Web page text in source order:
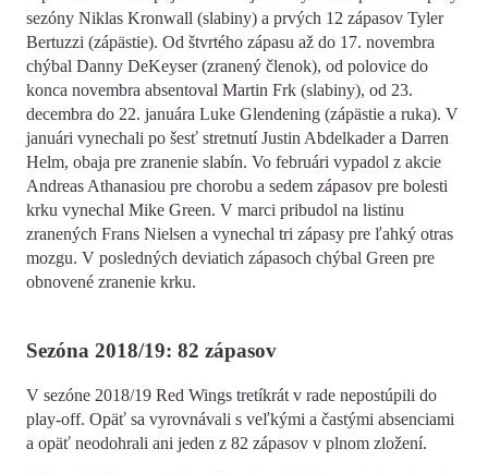
sezóny Niklas Kronwall (slabiny) a prvých 12 zápasov Tyler
Bertuzzi (zápästie). Od štvrtého zápasu až do 17. novembra
chýbal Danny DeKeyser (zranený členok), od polovice do
konca novembra absentoval Martin Frk (slabiny), od 23.
decembra do 22. januára Luke Glendening (zápästie a ruka). V
januári vynechali po šesť stretnutí Justin Abdelkader a Darren
Helm, obaja pre zranenie slabín. Vo februári vypadol z akcie
Andreas Athanasiou pre chorobu a sedem zápasov pre bolesti
krku vynechal Mike Green. V marci pribudol na listinu
zranených Frans Nielsen a vynechal tri zápasy pre ľahký otras
mozgu. V posledných deviatich zápasoch chýbal Green pre
obnovené zranenie krku.
Sezóna 2018/19: 82 zápasov
V sezóne 2018/19 Red Wings tretíkrát v rade nepostúpili do
play-off. Opäť sa vyrovnávali s veľkými a častými absenciami
a opäť neodohrali ani jeden z 82 zápasov v plnom zložení.